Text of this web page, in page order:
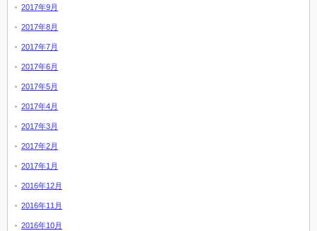
2017年9月
2017年8月
2017年7月
2017年6月
2017年5月
2017年4月
2017年3月
2017年2月
2017年1月
2016年12月
2016年11月
2016年10月